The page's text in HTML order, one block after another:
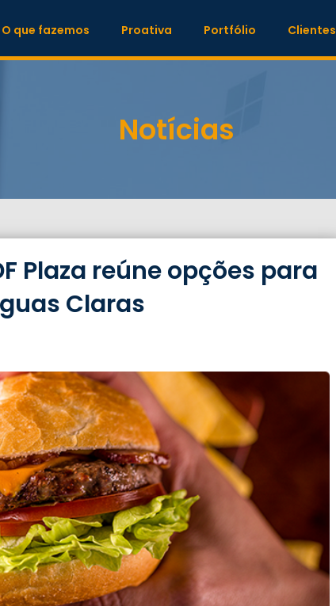
O que fazemos Proativa Portfólio Clientes
Notícias
Plaza reúne opções para
Claras